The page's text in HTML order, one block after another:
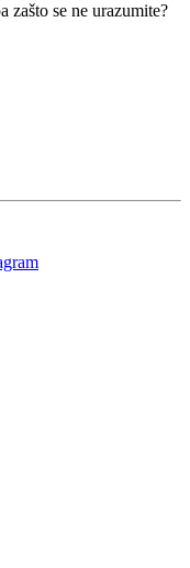
zašto se ne urazumite?